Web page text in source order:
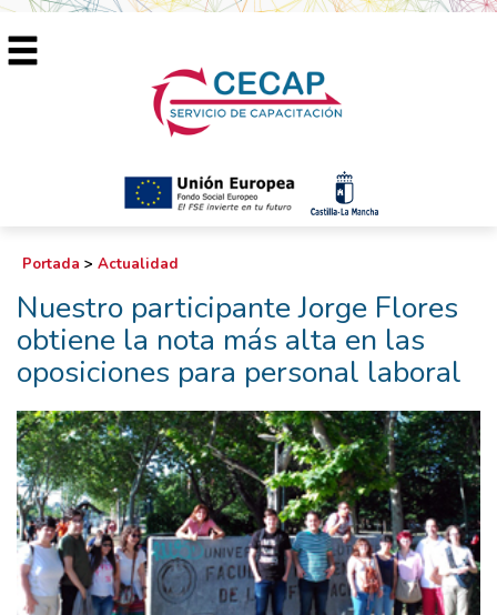
Portada > Actualidad
Nuestro participante Jorge Flores
obtiene la nota más alta en las
oposiciones para personal laboral